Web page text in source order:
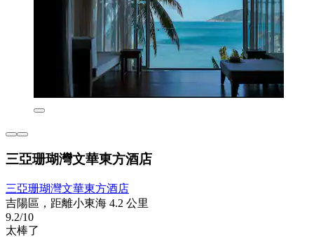
三亞珊瑚灣文華東方酒店
三亞珊瑚灣文華東方酒店
吉陽區，距離小東海 4.2 公里
9.2/10
太棒了